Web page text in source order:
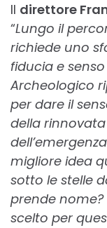
Il direttore
“Lungo il
richiede uno
fiducia e
Archeologico
per dare il
della
migliore idea
sotto le stelle
prende
scelto per